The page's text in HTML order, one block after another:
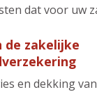
dat voor uw
de zakelijke
en dekking